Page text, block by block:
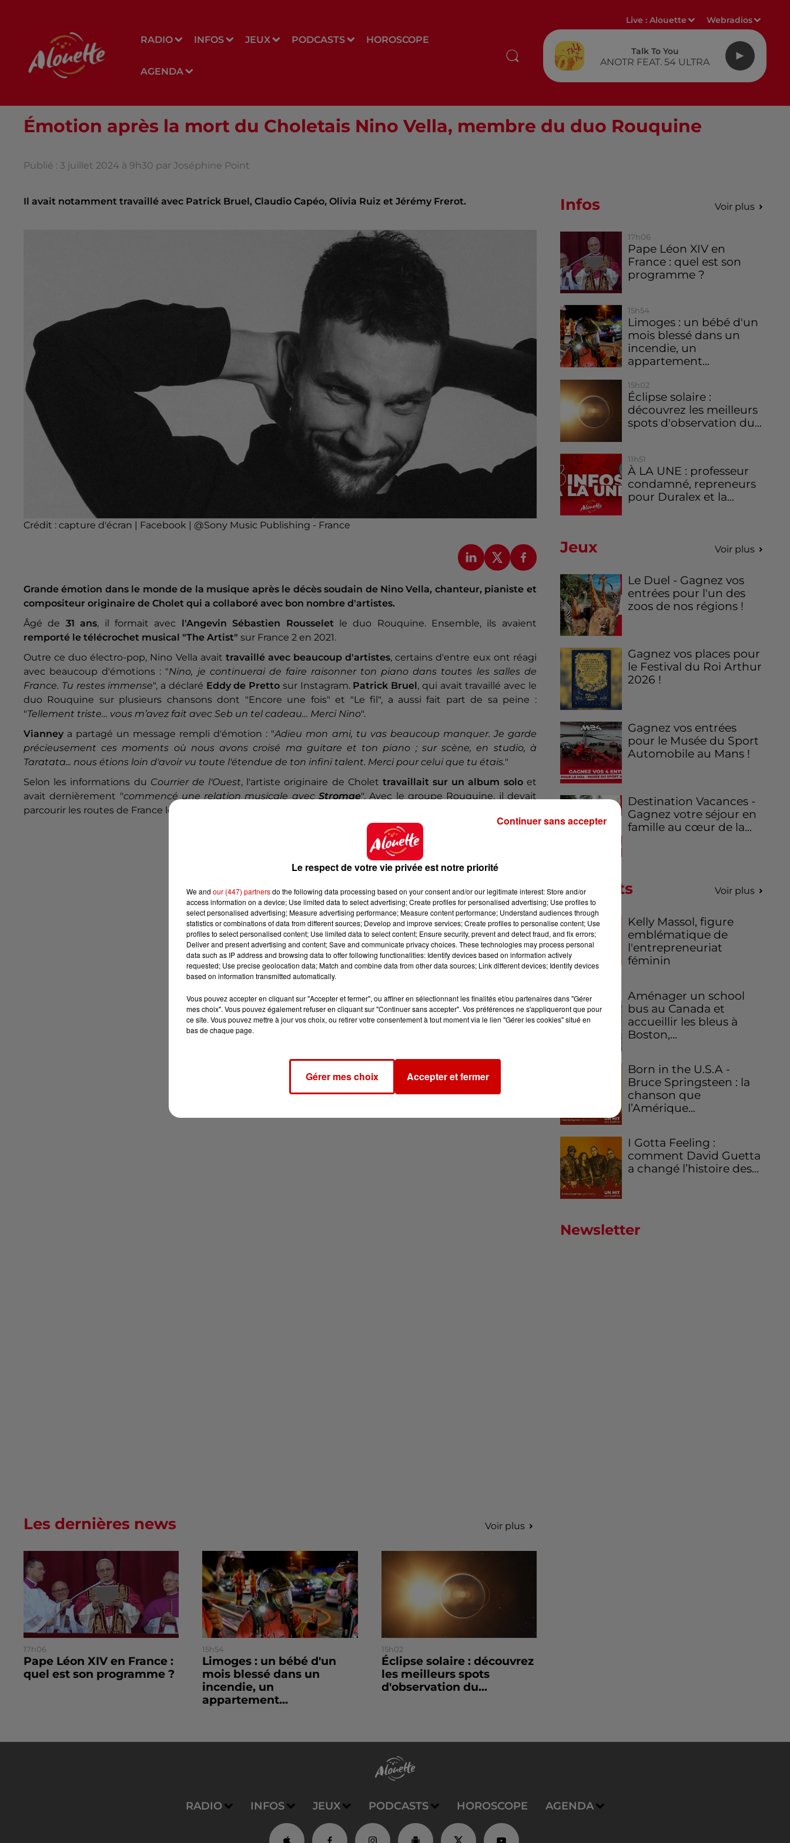
RADIO INFOS JEUX PODCASTS HOROSCOPE
AGENDA
Live :Alouette Webradios
Talk To You
ANOTR FEAT. 54 ULTRA
Émotion après la mort du Choletais Nino Vella, membre du duo Rouquine
Publié : 3 juillet 2024 à 9h30 par Joséphine Point
Il avait notamment travaillé avec Patrick Bruel, Claudio Capéo, Olivia Ruiz et Jérémy Frerot.
Crédit : capture d'écran | Facebook | @Sony Music Publishing - France
Grande émotion dans le monde de la musique après le décès soudain de Nino Vella, chanteur, pianiste et
compositeur originaire de Cholet qui a collaboré avec bon nombre d'artistes.
Âgé de 31 ans, il formait avec l'Angevin Sébastien Rousselet le duo Rouquine. Ensemble, ils avaient
remporté le télécrochet musical "The Artist" sur France 2 en 2021.
Outre ce duo électro-pop, Nino Vella avait travaillé avec beaucoup d'artistes, certains d'entre eux ont réagi
avec beaucoup d'émotions : "Nino, je continuerai de faire raisonner ton piano dans toutes les salles de
France. Tu restes immense", a déclaré Eddy de Pretto sur Instagram. Patrick Bruel, qui avait travaillé avec le
duo Rouquine sur plusieurs chansons dont "Encore une fois" et "Le fil", a aussi fait part de sa peine :
"Tellement triste… vous m’avez fait avec Seb un tel cadeau… Merci Nino".
Vianney a partagé un message rempli d'émotion : "Adieu mon ami, tu vas beaucoup manquer. Je garde
précieusement ces moments où nous avons croisé ma guitare et ton piano ; sur scène, en studio, à
Taratata... nous étions loin d'avoir vu toute l'étendue de ton infini talent. Merci pour celui que tu étais."
Selon les informations du Courrier de l'Ouest, l'artiste originaire de Cholet travaillait sur un album solo et
avait dernièrement "commencé une relation musicale avecStromae". Avec le groupe Rouquine, il devait
parcourir les routes de France lors d'une tournée en 2025.
Infos Voir plus
17h06
Pape Léon XIV en
France : quel est son
programme ?
15h54
Limoges : un bébé d'un
mois blessé dans un
incendie, un
appartement...
15h02
Éclipse solaire :
découvrez les meilleurs
spots d'observation du...
11h51
À LA UNE : professeur
condamné, repreneurs
pour Duralex et la...
Jeux Voir plus
Le Duel - Gagnez vos
entrées pour l'un des
zoos de nos régions !
Gagnez vos places pour
le Festival du Roi Arthur
2026 !
Gagnez vos entrées
pour le Musée du Sport
Automobile au Mans !
Destination Vacances -
Gagnez votre séjour en
famille au cœur de la...
Podcasts Voir plus
Kelly Massol, figure
emblématique de
l'entrepreneuriat
féminin
Aménager un school
bus au Canada et
accueillir les bleus à
Boston,...
Born in the U.S.A -
Bruce Springsteen : la
chanson que
l’Amérique...
I Gotta Feeling :
comment David Guetta
a changé l’histoire des...
Newsletter
Les dernières news Voir plus
17h06
Pape Léon XIV en France :
quel est son programme ?
15h54
Limoges : un bébé d'un
mois blessé dans un
incendie, un
appartement...
15h02
Éclipse solaire : découvrez
les meilleurs spots
d'observation du...
RADIO INFOS JEUX PODCASTS HOROSCOPE AGENDA
Le respect de votre vie privée est notre priorité
We and our (447) partnersdo the following data processing based on your consent and/or our legitimate interest: Store and/or
access information on a device; Use limited data to select advertising; Create profiles for personalised advertising; Use profiles to
select personalised advertising; Measure advertising performance; Measure content performance; Understand audiences through
statistics or combinations of data from different sources; Develop and improve services; Create profiles to personalise content; Use
profiles to select personalised content; Use limited data to select content; Ensure security, prevent and detect fraud, and fix errors;
Deliver and present advertising and content; Save and communicate privacy choices. These technologies may process personal
data such as IP address and browsing data to offer following functionalities: Identify devices based on information actively
requested; Use precise geolocation data; Match and combine data from other data sources; Link different devices; Identify devices
based on information transmitted automatically.
Vous pouvez accepter en cliquant sur "Accepter et fermer", ou affiner en sélectionnant les finalités et/ou partenaires dans "Gérer
mes choix". Vous pouvez également refuser en cliquant sur "Continuer sans accepter". Vos préférences ne s'appliqueront que pour
ce site. Vous pouvez mettre à jour vos choix, ou retirer votre consentement à tout moment via le lien "Gérer les cookies" situé en
bas de chaque page.
Gérer mes choix Accepter et fermer
Continuer sans accepter